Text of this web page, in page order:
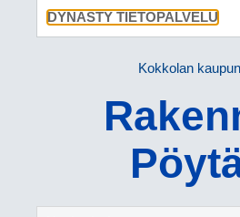
DYNASTY TIETOPALVELU
Kokkolan